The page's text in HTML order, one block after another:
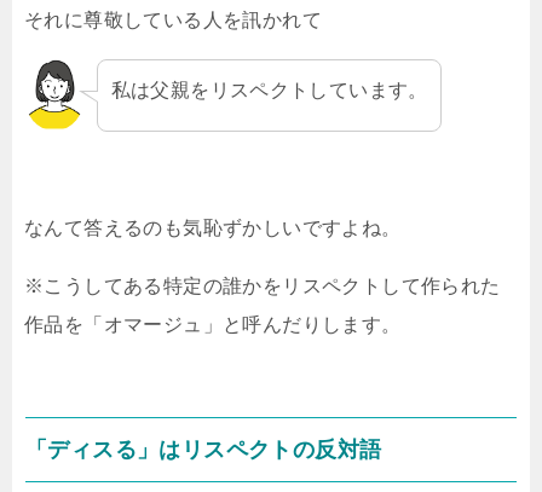
それに尊敬している人を訊かれて
私は父親をリスペクトしています。
なんて答えるのも気恥ずかしいですよね。
※こうしてある特定の誰かをリスペクトして作られた
作品を「オマージュ」と呼んだりします。
「ディスる」はリスペクトの反対語